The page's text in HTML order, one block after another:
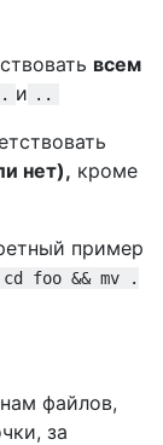
всем
. и ..
нет), кроме
пример
cd foo && mv .
файлов,
за